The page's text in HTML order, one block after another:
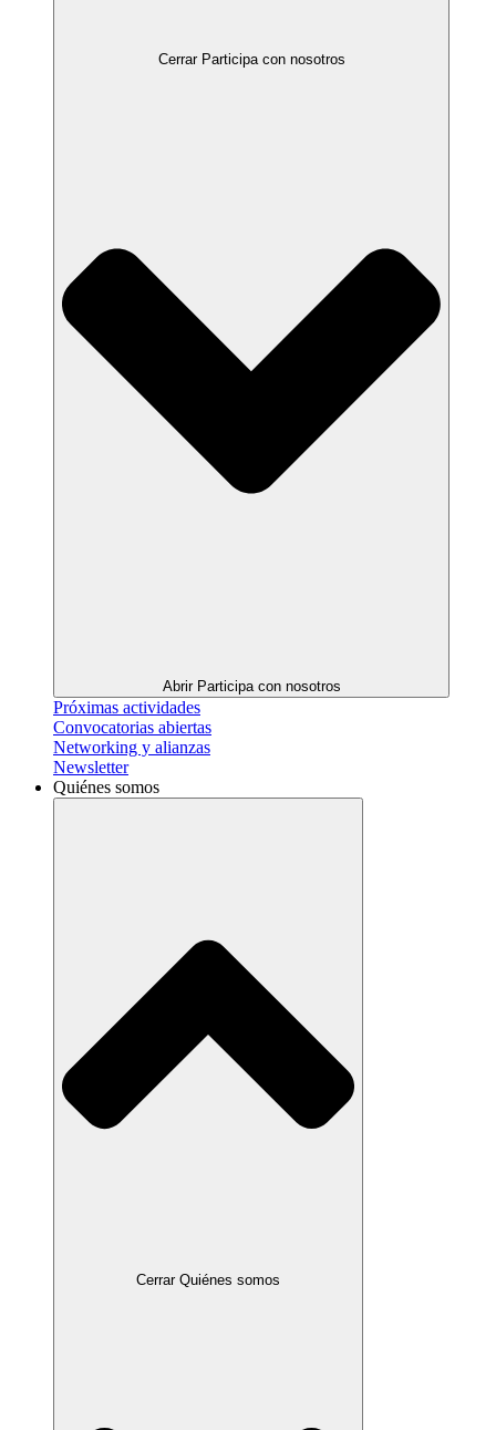
Cerrar Participa con nosotros
Abrir Participa con nosotros
Próximas actividades
Convocatorias abiertas
Networking y alianzas
Newsletter
Quiénes somos
Cerrar Quiénes somos